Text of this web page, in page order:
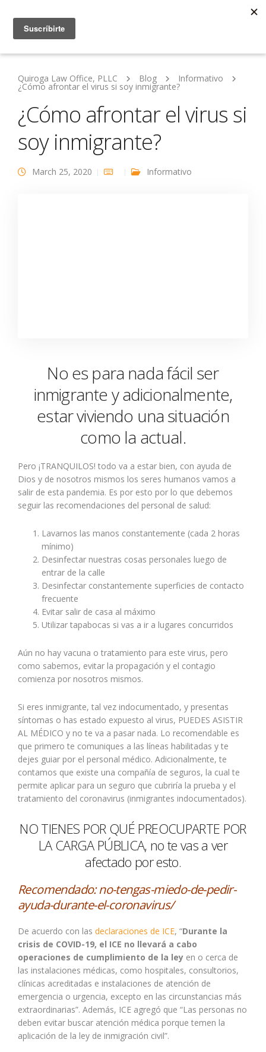
Quiroga Law Office, PLLC Blog Informativo
¿Cómo afrontar el virus si soy inmigrante?
¿Cómo afrontar el virus si
soy inmigrante?
March 25, 2020 Informativo
No es para nada fácil ser
inmigrante y adicionalmente,
estar viviendo una situación
como la actual.
Pero ¡TRANQUILOS! todo va a estar bien, con ayuda de
Dios y de nosotros mismos los seres humanos vamos a
salir de esta pandemia. Es por esto por lo que debemos
seguir las recomendaciones del personal de salud:
Lavarnos las manos constantemente (cada 2 horas
mínimo)
Desinfectar nuestras cosas personales luego de
entrar de la calle
Desinfectar constantemente superficies de contacto
frecuente
Evitar salir de casa al máximo
Utilizar tapabocas si vas a ir a lugares concurridos
Aún no hay vacuna o tratamiento para este virus, pero
como sabemos, evitar la propagación y el contagio
comienza por nosotros mismos.
Si eres inmigrante, tal vez indocumentado, y presentas
síntomas o has estado expuesto al virus, PUEDES ASISTIR
AL MÉDICO y no te va a pasar nada. Lo recomendable es
que primero te comuniques a las líneas habilitadas y te
dejes guiar por el personal médico. Adicionalmente, te
contamos que existe una compañía de seguros, la cual te
permite aplicar para un seguro que cubriría la prueba y el
tratamiento del coronavirus (inmigrantes indocumentados).
NO TIENES POR QUÉ PREOCUPARTE POR
LA CARGA PÚBLICA, no te vas a ver
afectado por esto.
Recomendado:no-tengas-miedo-de-pedir-
ayuda-durante-el-coronavirus/
De acuerdo con las declaraciones de ICE, “Durante la
crisis de COVID-19, el ICE no llevará a cabo
operaciones de cumplimiento de la ley en o cerca de
las instalaciones médicas, como hospitales, consultorios,
clínicas acreditadas e instalaciones de atención de
emergencia o urgencia, excepto en las circunstancias más
extraordinarias”. Además, ICE agregó que “Las personas no
deben evitar buscar atención médica porque temen la
aplicación de la ley de inmigración civil”.